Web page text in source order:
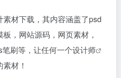
材下载，其内容涵盖了psd
，网站源码，网页素材，
刷等，让任何一个设计师
材！